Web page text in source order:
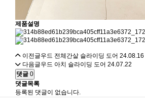
제품설명
이전글우드 전체간살 슬라이딩 도어 24.08.16
다음글우드 아치 슬라이딩 도어 24.07.22
댓글 0
댓글목록
등록된 댓글이 없습니다.